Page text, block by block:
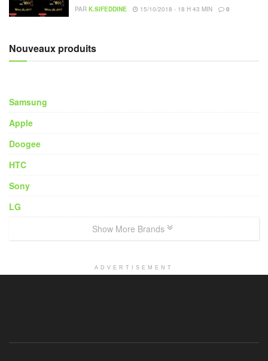
PAR K.SIFEDDINE 15/10/2018 - 18 H 43 MIN 0
Nouveaux produits
Samsung
Apple
Doogee
HTC
Sony
LG
Show More Brands
ADVERTISEMENT